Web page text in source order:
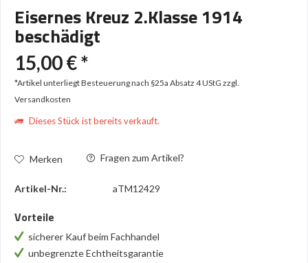
Eisernes Kreuz 2.Klasse 1914
beschädigt
15,00 € *
*Artikel unterliegt Besteuerung nach §25a Absatz 4 UStG zzgl.
Versandkosten
Dieses Stück ist bereits verkauft.
Merken Fragen zum Artikel?
Artikel-Nr.: aTM12429
Vorteile
sicherer Kauf beim Fachhandel
unbegrenzte Echtheitsgarantie